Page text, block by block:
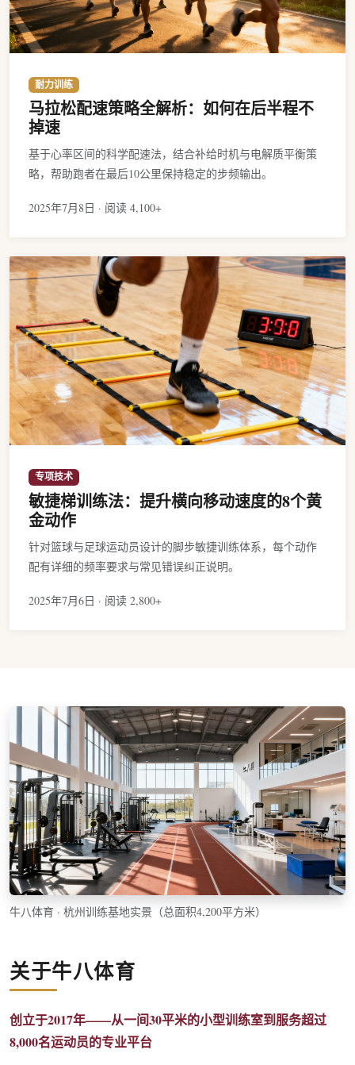
耐力训练
马拉松配速策略全解析：如何在后半程不
掉速
基于心率区间的科学配速法，结合补给时机与电解质平衡策
略，帮助跑者在最后10公里保持稳定的步频输出。
2025年7月8日 · 阅读 4,100+
专项技术
敏捷梯训练法：提升横向移动速度的8个黄
金动作
针对篮球与足球运动员设计的脚步敏捷训练体系，每个动作
配有详细的频率要求与常见错误纠正说明。
2025年7月6日 · 阅读 2,800+
牛八体育 · 杭州训练基地实景（总面积4,200平方米）
关于牛八体育
创立于2017年——从一间30平米的小型训练室到服务超过
8,000名运动员的专业平台